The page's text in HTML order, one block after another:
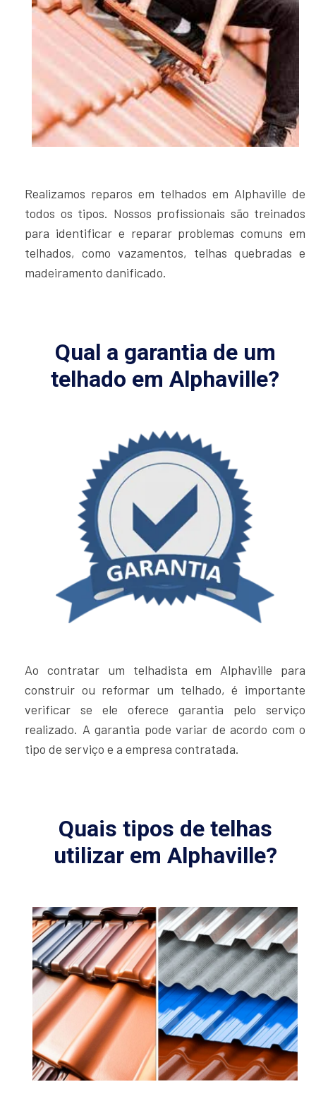
Realizamos reparos em telhados em Alphaville de
todos os tipos. Nossos profissionais são treinados
para identificar e reparar problemas comuns em
telhados, como vazamentos, telhas quebradas e
madeiramento danificado.
Qual a garantia de um
telhado em Alphaville?
Ao contratar um telhadista em Alphaville para
construir ou reformar um telhado, é importante
verificar se ele oferece garantia pelo serviço
realizado. A garantia pode variar de acordo com o
tipo de serviço e a empresa contratada.
Quais tipos de telhas
utilizar em Alphaville?